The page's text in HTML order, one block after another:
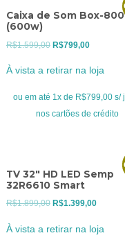
Caixa de Som Box-800
(600w)
R$1.599,00 O
era:
R$1.599,00.
R$799,00O
atual
é:
R$799,00.
À vista a retirar na loja
ou em até 1x de R$799,00 s/
nos cartões de crédito
TV 32″ HD LED Semp
32R6610 Smart
R$1.899,00 OR$1.399,00O
atual
À vista a retirar na loja